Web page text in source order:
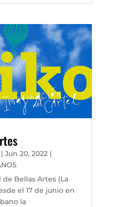
Jun 20, 2022|
de Bellas Artes (La
el 17 de junio en
la